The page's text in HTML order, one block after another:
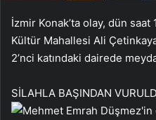
İzmir Konak’ta olay, dün saat
Kültür Mahallesi Ali
2’nci katındaki dairede
SİLAHLA BAŞINDAN